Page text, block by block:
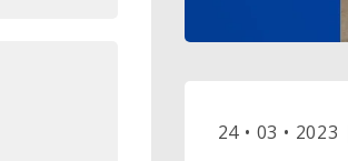
24 • 03 •